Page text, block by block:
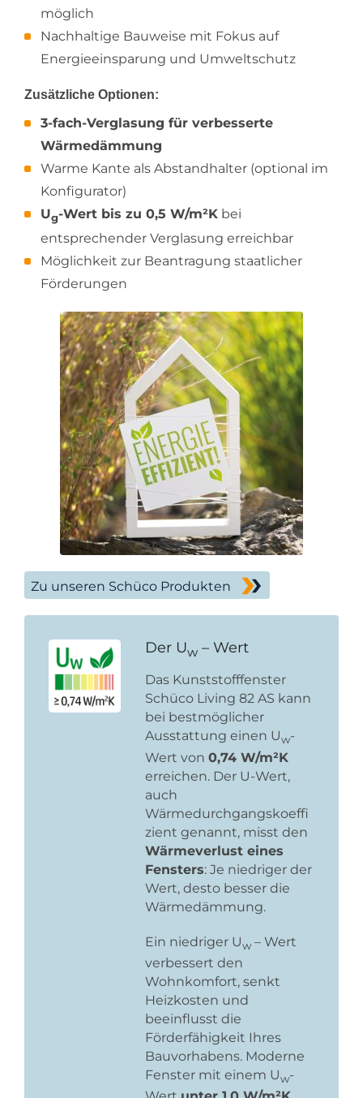
möglich
Nachhaltige Bauweise mit Fokus auf
Energieeinsparung und Umweltschutz
Zusätzliche Optionen:
3-fach-Verglasung für verbesserte
Wärmedämmung
Warme Kante als Abstandhalter (optional im
Konfigurator)
Ug-Wert bis zu 0,5 W/m²K bei
entsprechender Verglasung erreichbar
Möglichkeit zur Beantragung staatlicher
Förderungen
Zu unseren Schüco Produkten
Der Uw – Wert
Das Kunststofffenster
Schüco Living 82 AS kann
bei bestmöglicher
Ausstattung einen Uw-
Wert von0,74 W/m²K
erreichen. Der U-Wert,
auch
Wärmedurchgangskoeffi
zient genannt, misst den
Wärmeverlust eines
Fensters: Je niedriger der
Wert, desto besser die
Wärmedämmung.
Ein niedriger Uw – Wert
verbessert den
Wohnkomfort, senkt
Heizkosten und
beeinflusst die
Förderfähigkeit Ihres
Bauvorhabens. Moderne
Fenster mit einem Uw-